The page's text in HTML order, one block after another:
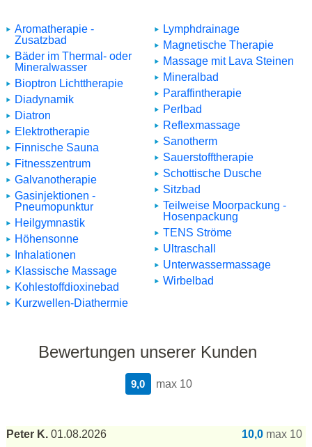
Aromatherapie -
Zusatzbad
Bäder im Thermal- oder
Mineralwasser
Bioptron Lichttherapie
Diadynamik
Diatron
Elektrotherapie
Finnische Sauna
Fitnesszentrum
Galvanotherapie
Gasinjektionen -
Pneumopunktur
Heilgymnastik
Höhensonne
Inhalationen
Klassische Massage
Kohlestoffdioxinebad
Kurzwellen-Diathermie
Lymphdrainage
Magnetische Therapie
Massage mit Lava Steinen
Mineralbad
Paraffintherapie
Perlbad
Reflexmassage
Sanotherm
Sauerstofftherapie
Schottische Dusche
Sitzbad
Teilweise Moorpackung -
Hosenpackung
TENS Ströme
Ultraschall
Unterwassermassage
Wirbelbad
Bewertungen unserer Kunden
max 10
9,0
Peter K. 01.08.2026 10,0 max 10